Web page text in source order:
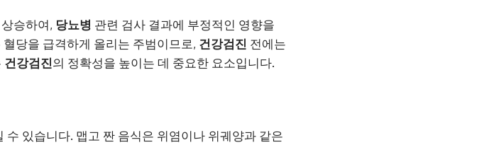
승하여, 당뇨병 관련 검사 결과에 부정적인 영향을
당을 급격하게 올리는 주범이므로, 건강검진 전에는
건강검진의 정확성을 높이는 데 중요한 요소입니다.
있습니다. 맵고 짠 음식은 위염이나 위궤양과 같은